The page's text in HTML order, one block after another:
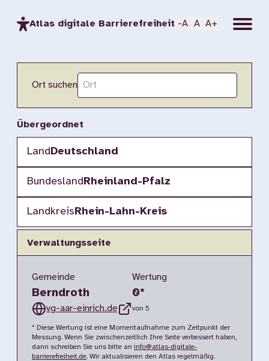
Atlas digitale Barrierefreiheit -A A A+ Menu
Ort suchen
Übergeordnet
LandDeutschland
BundeslandRheinland-Pfalz
LandkreisRhein-Lahn-Kreis
Verwaltungsseite
Gemeinde
Berndroth
vg-aar-einrich.de
Wertung
0*
von 5
* Diese Wertung ist eine Momentaufnahme zum Zeitpunkt der
Messung. Wenn Sie zwischenzeitlich Ihre Seite verbessert haben,
dann schreiben Sie uns bitte an info@atlas-digitale-
barrierefreiheit.de. Wir aktualisieren den Atlas regelmäßig.